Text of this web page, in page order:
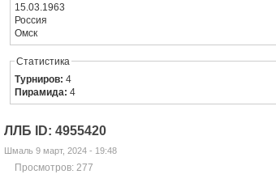
15.03.1963
Россия
Омск
Статистика
Турниров:4
Пирамида:4
ЛЛБ ID: 4955420
Шмаль 9 март, 2024 - 19:48
Просмотров: 277